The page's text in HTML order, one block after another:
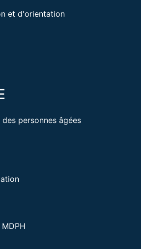
et d'orientation
des personnes âgées